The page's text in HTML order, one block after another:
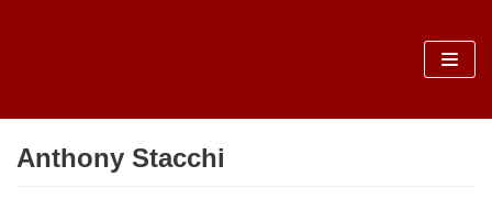
conținut
Anthony Stacchi